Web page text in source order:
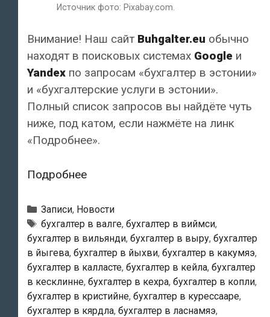
Источник фото: Pixabay.com.
Внимание! Наш сайт Buhgalter.eu обычно
находят в поисковых системах Google и
Yandex по запросам «бухгалтер в эстонии»
и «бухгалтерские услуги в эстонии».
Полный список запросов вы найдёте чуть
ниже, под катом, если нажмёте на линк
«Подробнее».
ПодробнееНаш
обычно
находят
по
запросам
«бухгалтер
в
эстонии»
Рубрики
Записи, Новости
Метки
бухгалтер в валге, бухгалтер в виймси,
бухгалтер в вильянди, бухгалтер в выру, бухгалтер
в йыгева, бухгалтер в йыхви, бухгалтер в какумяэ,
бухгалтер в калласте, бухгалтер в кейла, бухгалтер
в кесклинне, бухгалтер в кехра, бухгалтер в копли,
бухгалтер в кристийне, бухгалтер в курессааре,
бухгалтер в кярдла, бухгалтер в ласнамяэ,